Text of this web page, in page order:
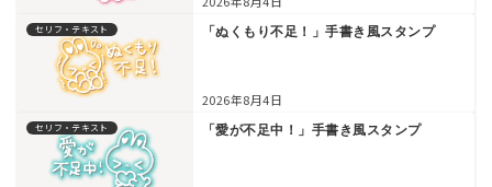
セリフ・テキスト 「ぬくもり不足！」手書き風スタンプ
2026年8月4日
セリフ・テキスト 「愛が不足中！」手書き風スタンプ